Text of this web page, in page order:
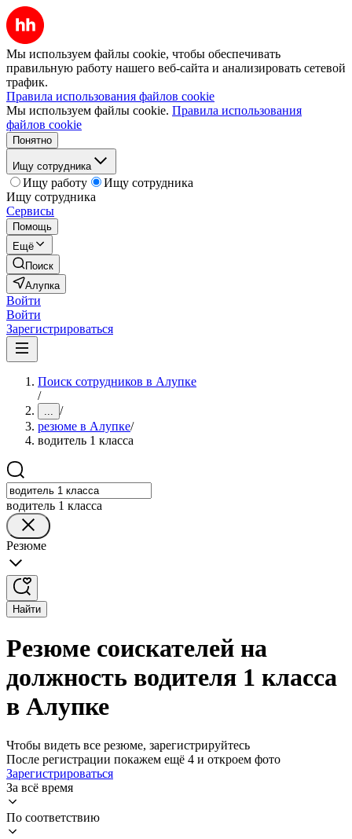
Мы используем файлы cookie, чтобы обеспечивать
правильную работу нашего веб-сайта и анализировать сетевой
трафик.
Правила использования файлов cookie
Мы используем файлы cookie. Правила использования
файлов cookie
Понятно
Ищу сотрудника
Ищу работу
Ищу сотрудника
Ищу сотрудника
Сервисы
Помощь
Ещё
Поиск
Алупка
Войти
Войти
Зарегистрироваться
Поиск сотрудников в Алупке
/
... /
резюме в Алупке/
водитель 1 класса
водитель 1 класса
Резюме
Найти
Резюме соискателей на
должность водителя 1 класса
в Алупке
Чтобы видеть все резюме, зарегистрируйтесь
После регистрации покажем ещё 4 и откроем фото
Зарегистрироваться
За всё время
По соответствию